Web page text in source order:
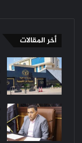
أخر المقالات